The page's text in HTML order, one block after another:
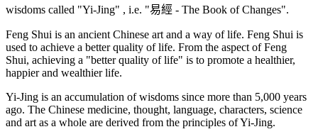
wisdoms called "Yi-Jing" , i.e. "易經 - The Book of Changes".
Feng Shui is an ancient Chinese art and a way of life. Feng Shui is
used to achieve a better quality of life. From the aspect of Feng
Shui, achieving a "better quality of life" is to promote a healthier,
happier and wealthier life.
Yi-Jing is an accumulation of wisdoms since more than 5,000 years
ago. The Chinese medicine, thought, language, characters, science
and art as a whole are derived from the principles of Yi-Jing.